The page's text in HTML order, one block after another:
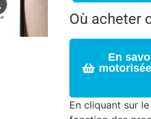
Où acheter
En
En cliquant sur